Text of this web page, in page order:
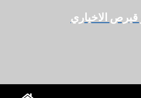
الاخباري